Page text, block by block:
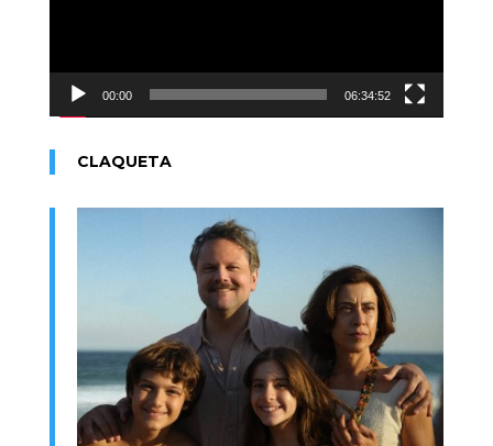
00:00 06:34:52
CLAQUETA